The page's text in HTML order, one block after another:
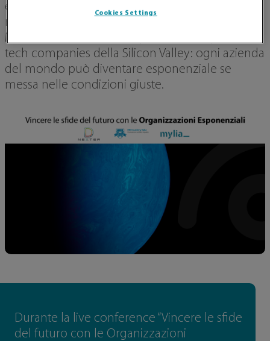
esponenziali, raggiungendo in pochi mesi i
risultati che in passato necessitavano di decenni.
Ma il modello ExO non è pensato solo per le
tech companies della Silicon Valley: ogni azienda
del mondo può diventare esponenziale se
messa nelle condizioni giuste.
Durante la live conference “Vincere le sfide
del futuro con le Organizzazioni
Cookies Settings